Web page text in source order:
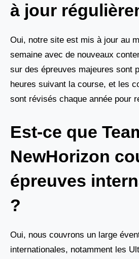
à jour
Oui, notre site est mis à jour au
semaine avec de nouveaux
sur des épreuves majeures sont
heures suivant la course, et les
sont révisés chaque année pour
Est-ce que
NewHorizon
épreuves
?
Oui, nous couvrons un large
internationales, notamment les